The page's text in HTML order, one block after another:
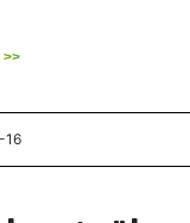
16